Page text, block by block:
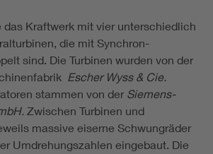
das Kraftwerk mit vier unterschiedlich
die mit Synchron-
sind. Die Turbinen wurden von der
Escher Wyss & Cie.
stammen von der Siemens-
Zwischen Turbinen und
massive eiserne Schwungräder
Umdrehungszahlen eingebaut. Die